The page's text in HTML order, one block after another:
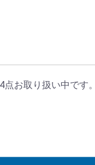
お取り扱い中です。